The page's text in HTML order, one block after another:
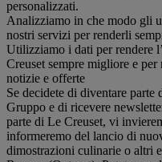
personalizzati.
Analizziamo in che modo gli
nostri servizi per renderli
Utilizziamo i dati per rendere
Creuset sempre migliore e
notizie e offerte
Se decidete di diventare parte
Gruppo e di ricevere
parte di Le Creuset, vi
informeremo del lancio di
dimostrazioni culinarie o altri